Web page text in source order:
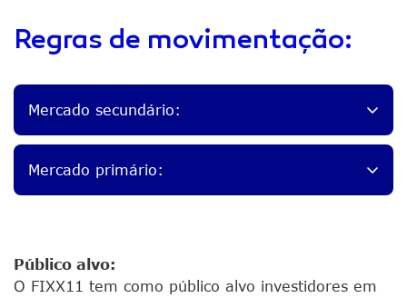
Regras de movimentação:
Mercado secundário:
Mercado primário:
Público alvo:
O FIXX11 tem como público alvo investidores em